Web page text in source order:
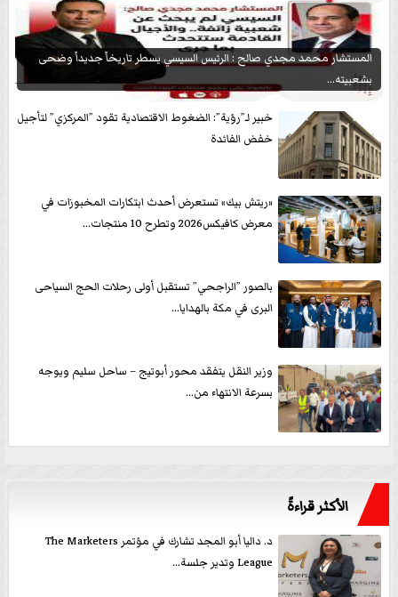
المستشار محمد مجدي صالح : الرئيس السيسي يسطر تاريخاً جديداً وضحى
بشعبيته...
خبير لـ”رؤية”: الضغوط الاقتصادية تقود ”المركزي” لتأجيل
خفض الفائدة
«ريتش بيك» تستعرض أحدث ابتكارات المخبوزات في
معرض كافيكس2026 وتطرح 10 منتجات...
بالصور ”الراجحي” تستقبل أولى رحلات الحج السياحى
البرى في مكة بالهدايا...
وزير النقل يتفقد محور أبوتيج – ساحل سليم ويوجه
بسرعة الانتهاء من...
الأكثر قراءةً
د. داليا أبو المجد تشارك في مؤتمر The Marketers
League وتدير جلسة...